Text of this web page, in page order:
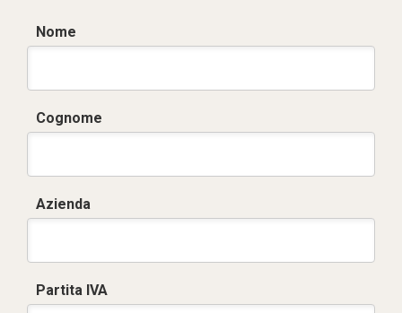
Nome
Cognome
Azienda
Partita IVA